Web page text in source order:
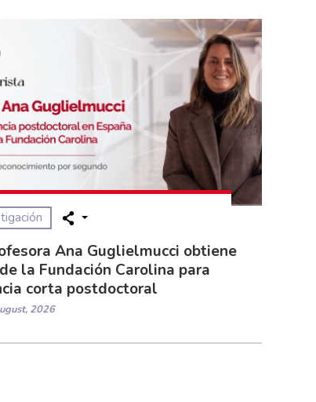
Ana Guglielmucci obtiene
la Fundación Carolina para
corta postdoctoral
2026